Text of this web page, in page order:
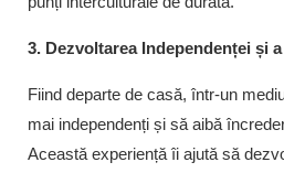
3. Dezvoltarea Independenței și
Fiind departe de casă, într-un
mai independenți și să aibă
Această experiență îi ajută să